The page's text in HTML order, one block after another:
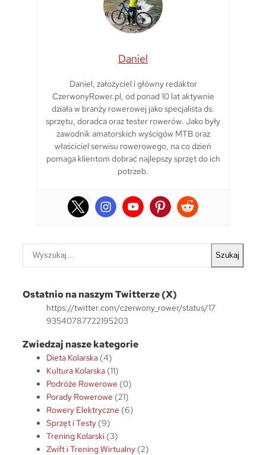
Daniel
Daniel, założyciel i główny redaktor
CzerwonyRower.pl, od ponad 10 lat aktywnie
działa w branży rowerowej jako specjalista ds.
sprzętu, doradca oraz tester rowerów. Jako były
zawodnik amatorskich wyścigów MTB oraz
właściciel serwisu rowerowego, na co dzień
pomaga klientom dobrać najlepszy sprzęt do ich
potrzeb.
k
a
Szukaj
Ostatnio na naszym Twitterze (X)
https://twitter.com/czerwony_rower/status/17
93540787722195203
Zwiedzaj nasze kategorie
Dieta Kolarska (4)
Kultura Kolarska (11)
Podróże Rowerowe (0)
Porady Rowerowe (21)
Rowery Elektryczne (6)
Sprzęt i Testy (9)
Trening Kolarski (3)
Zwift i Trening Wirtualny (2)